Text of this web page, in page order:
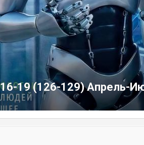
19 (126-129) Апрель-